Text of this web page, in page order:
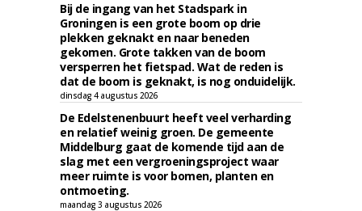
Bij de ingang van het Stadspark in
Groningen is een grote boom op drie
plekken geknakt en naar beneden
gekomen. Grote takken van de boom
versperren het fietspad. Wat de reden is
dat de boom is geknakt, is nog onduidelijk.
dinsdag 4 augustus 2026
De Edelstenenbuurt heeft veel verharding
en relatief weinig groen. De gemeente
Middelburg gaat de komende tijd aan de
slag met een vergroeningsproject waar
meer ruimte is voor bomen, planten en
ontmoeting.
maandag 3 augustus 2026